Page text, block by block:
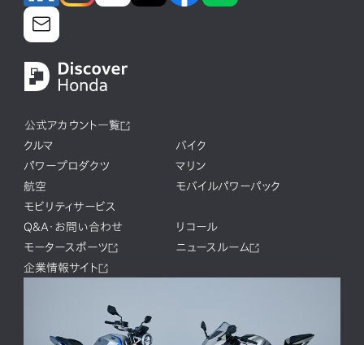
公式アカウント一覧
クルマ
バイク
パワープロダクツ
マリン
航空
モバイルパワーパック
モビリティサービス
Q&A・お問い合わせ
リコール
モータースポーツ
ニュースルーム
企業情報サイト